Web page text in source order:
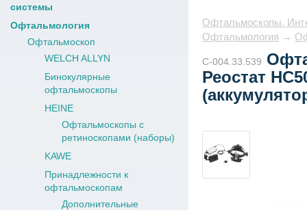
системы
Офтальмология
Офтальмоскоп
WELCH ALLYN
Бинокулярные
офтальмоскопы
HEINE
Офтальмоскопы с
ретиноскопами (наборы)
KAWE
Принадлежности к
офтальмоскопам
Дополнительные
Офтальмоскопы.
Офтальмология →
С-004.33.539
Реостат